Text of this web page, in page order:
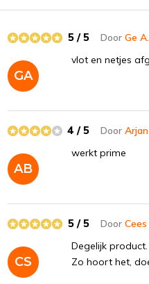
GA
DoorGe A.
5 / 5
vlot en netjes
AB
Door
4 / 5
werkt prime
CS
DoorCees
5 / 5
Degelijk product.
Zo hoort het,